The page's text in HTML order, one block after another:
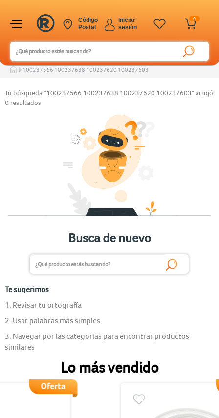
0
Iniciar
sesión
Código
Postal
100237566 100237638 100237620 100237603
Tu búsqueda "100237566 100237638 100237620 100237603" arrojó
0 resultados
Busca de nuevo
Te sugerimos
1. Revisar tu ortografía
2. Usar palabras más simples
3. Navegar por las categorías para encontrar productos
similares
Lo más vendido